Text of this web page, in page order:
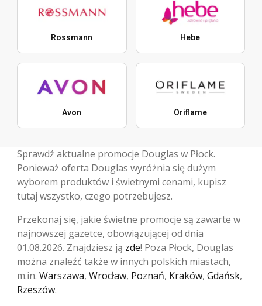
Rossmann Hebe
Avon Oriflame
Sprawdź aktualne promocje Douglas w Płock.
Ponieważ oferta Douglas wyróżnia się dużym
wyborem produktów i świetnymi cenami, kupisz
tutaj wszystko, czego potrzebujesz.
Przekonaj się, jakie świetne promocje są zawarte w
najnowszej gazetce, obowiązującej od dnia
01.08.2026. Znajdziesz ją zde! Poza Płock, Douglas
można znaleźć także w innych polskich miastach,
m.in. Warszawa, Wrocław, Poznań, Kraków, Gdańsk,
Rzeszów.